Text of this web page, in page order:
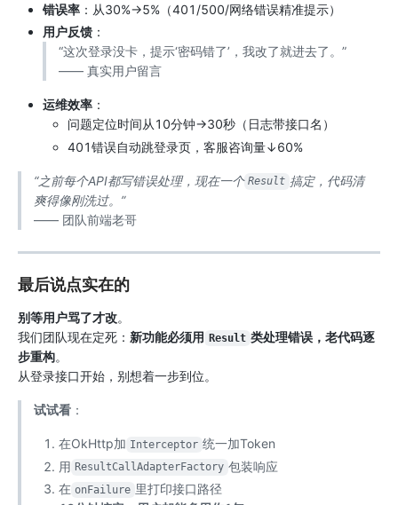
错误率 ：从30%→5%（401/500/网络错误精准提示）
用户反馈 ：
“这次登录没卡，提示‘密码错了’，我改了就进去了。”
—— 真实用户留言
运维效率 ：
问题定位时间从10分钟→30秒（日志带接口名）
401错误自动跳登录页，客服咨询量↓60%
“之前每个API都写错误处理，现在一个 Result 搞定，代码清
爽得像刚洗过。”
—— 团队前端老哥
最后说点实在的
别等用户骂了才改。
我们团队现在定死： 新功能必须用 Result 类处理错误，老代码逐
步重构。
从登录接口开始，别想着一步到位。
试试看：
在OkHttp加 Interceptor 统一加Token
用 ResultCallAdapterFactory 包装响应
在 onFailure 里打印接口路径